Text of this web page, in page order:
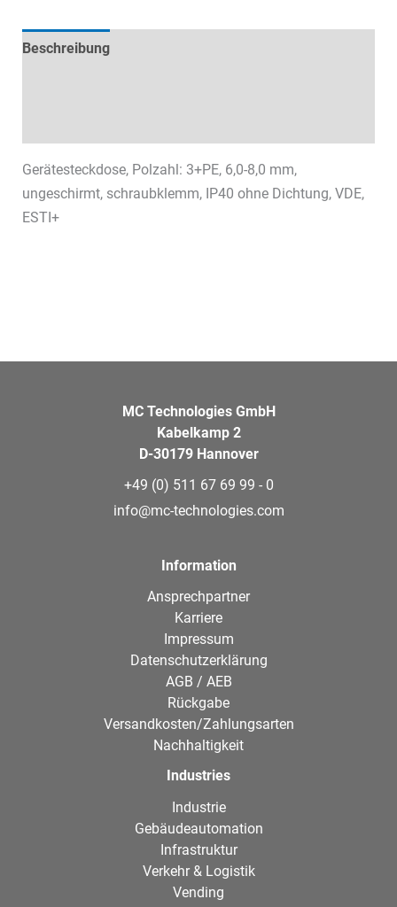
Beschreibung
Gerätesteckdose, Polzahl: 3+PE, 6,0-8,0 mm,
ungeschirmt, schraubklemm, IP40 ohne Dichtung, VDE,
ESTI+
MC Technologies GmbH
Kabelkamp 2
D-30179 Hannover
+49 (0) 511 67 69 99 - 0
info@mc-technologies.com
Information
Ansprechpartner
Karriere
Impressum
Datenschutzerklärung
AGB / AEB
Rückgabe
Versandkosten/Zahlungsarten
Nachhaltigkeit
Industries
Industrie
Gebäudeautomation
Infrastruktur
Verkehr & Logistik
Vending